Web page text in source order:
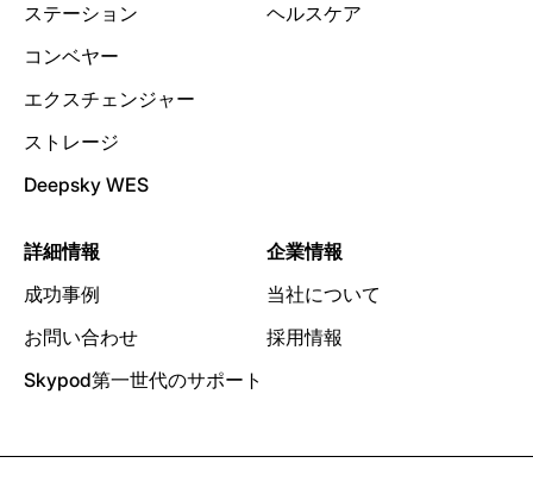
ステーション
コンベヤー
エクスチェンジャー
ストレージ
Deepsky WES
ヘルスケア
詳細情報
成功事例
お問い合わせ
Skypod第一世代のサポート
企業情報
当社について
採用情報